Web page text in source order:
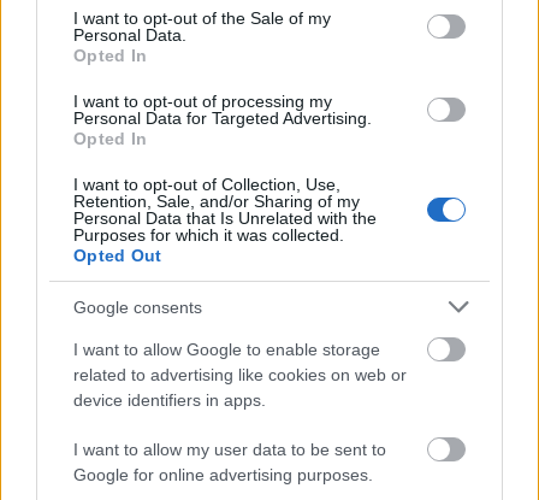
consent section.
I want to opt-out of the Sale of my
Personal Data.
Opted In
I want to opt-out of processing my
Personal Data for Targeted Advertising.
Opted In
I want to opt-out of Collection, Use,
Retention, Sale, and/or Sharing of my
Personal Data that Is Unrelated with the
Purposes for which it was collected.
Opted Out
Google consents
I want to allow Google to enable storage
related to advertising like cookies on web or
device identifiers in apps.
I want to allow my user data to be sent to
Google for online advertising purposes.
BEST OFINTERNET